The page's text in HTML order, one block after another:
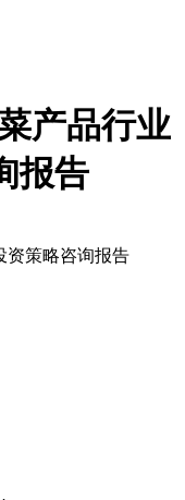
产品行业
报告
资策略咨询报告